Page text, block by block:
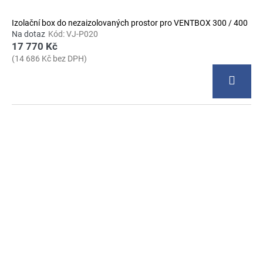
Izolační box do nezaizolovaných prostor pro VENTBOX 300 / 400
Na dotaz Kód:VJ-P020
17 770 Kč
(14 686 Kč bez DPH)